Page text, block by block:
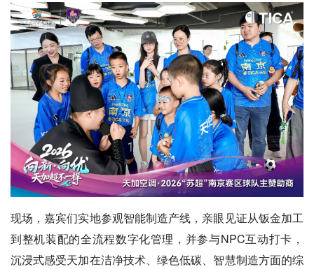
现场，嘉宾们实地参观智能制造产线，亲眼见证从钣金加工
到整机装配的全流程数字化管理，并参与NPC互动打卡，
沉浸式感受天加在洁净技术、绿色低碳、智慧制造方面的综